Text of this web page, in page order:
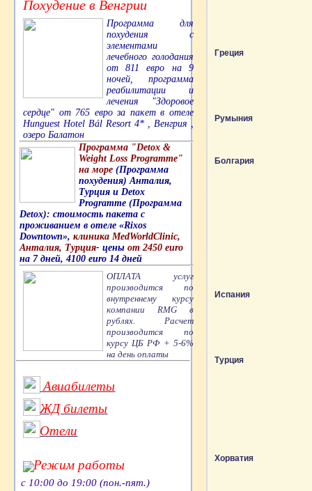
Похудение в Венгрии
Программа для
похудения с
элементами
лечебного голодания
от 811 евро на 9
ночей, программа
реабилитации и
лечения "Здоровое
сердце" от 765 евро за пакет в отеле
Hunguest Hotel Bál Resort 4* , Венгрия ,
озеро Балатон
Программа "Detox &
Weight Loss Programme"
на море (Программа
похудения) Анталия,
Турция и Detox
Programme (Программа
Detox): стоимость пакета с
проживанием в отеле «Rixos
Downtown», клиника MedWorldClinic,
Анталия, Турция- цены от 2450 euro
на 7 дней, 4100 euro 14 дней
ОПЛАТА услуг
производится по
внутреннему курсу
компании RMG в
рублях. Расчет
производится по
курсу ЦБ РФ + 5-6%
на день оплаты
Авиабилеты
ЖД билеты
Отели
Режим работы
с 10:00 до 19:00 (пон.-пят.)
Греция
Румыния
Болгария
Испания
Турция
Хорватия